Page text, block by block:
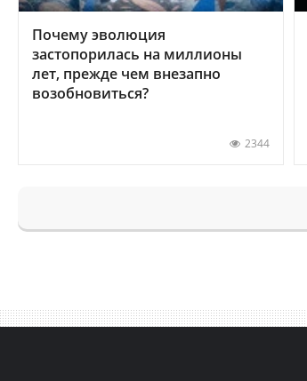
Почему эволюция
застопорилась на миллионы
лет, прежде чем внезапно
возобновиться?
2344